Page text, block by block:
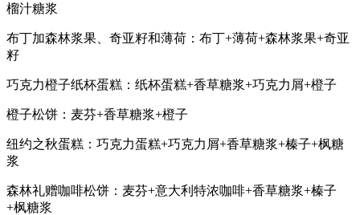
榴汁糖浆
布丁加森林浆果、奇亚籽和薄荷：布丁+薄荷+森林浆果+奇亚
籽
巧克力橙子纸杯蛋糕：纸杯蛋糕+香草糖浆+巧克力屑+橙子
橙子松饼：麦芬+香草糖浆+橙子
纽约之秋蛋糕：巧克力蛋糕+巧克力屑+香草糖浆+榛子+枫糖
浆
森林礼赠咖啡松饼：麦芬+意大利特浓咖啡+香草糖浆+榛子
+枫糖浆